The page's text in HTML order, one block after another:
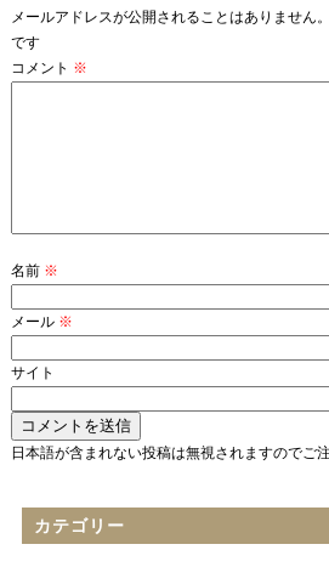
メールアドレスが公開されることはありません。
です
コメント ※
名前 ※
メール ※
サイト
日本語が含まれない投稿は無視されますのでご
カテゴリー